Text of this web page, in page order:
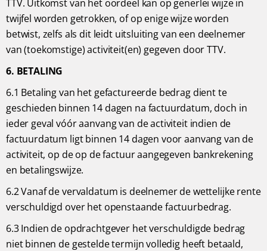
TTV. Uitkomst van het oordeel kan op generlei wijze in
twijfel worden getrokken, of op enige wijze worden
betwist, zelfs als dit leidt uitsluiting van een deelnemer
van (toekomstige) activiteit(en) gegeven door TTV.
6. BETALING
6.1 Betaling van het gefactureerde bedrag dient te
geschieden binnen 14 dagen na factuurdatum, doch in
ieder geval vóór aanvang van de activiteit indien de
factuurdatum ligt binnen 14 dagen voor aanvang van de
activiteit, op de op de factuur aangegeven bankrekening
en betalingswijze.
6.2 Vanaf de vervaldatum is deelnemer de wettelijke rente
verschuldigd over het openstaande factuurbedrag.
6.3 Indien de opdrachtgever het verschuldigde bedrag
niet binnen de gestelde termijn volledig heeft betaald,